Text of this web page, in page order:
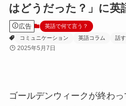
はどうだった？」に英
広告
英語で何て言う？
コミュニケーション
英語コラム 話
2025年5月7日
ゴールデンウィークが終わっ